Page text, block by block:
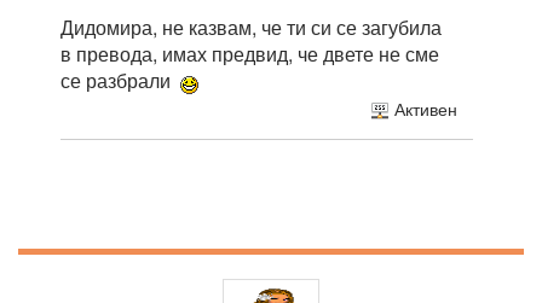
Дидомира, не казвам, че ти си се загубила
в превода, имах предвид, че двете не сме
се разбрали
Активен